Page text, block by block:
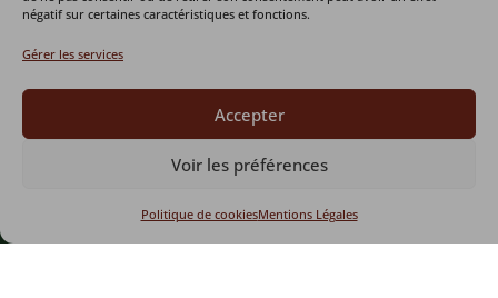
négatif sur certaines caractéristiques et fonctions.
Gérer les services
Accepter
Voir les préférences
Politique de cookiesMentions Légales
13 quater Rue Félix Marchand,
02 43 07 24 38
Télécharger le dépliant
LE REFUGE LES INFOS LIENS UTILES